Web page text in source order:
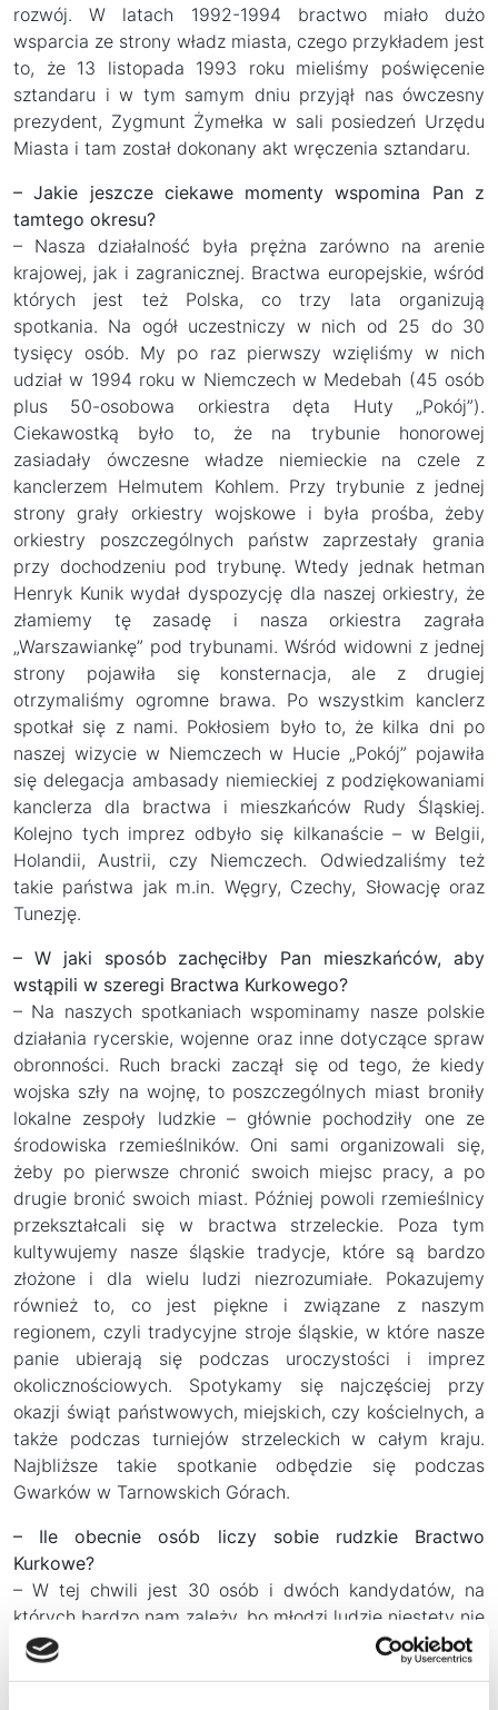
rozwój. W latach 1992-1994 bractwo miało dużo
wsparcia ze strony władz miasta, czego przykładem jest
to, że 13 listopada 1993 roku mieliśmy poświęcenie
sztandaru i w tym samym dniu przyjął nas ówczesny
prezydent, Zygmunt Żymełka w sali posiedzeń Urzędu
Miasta i tam został dokonany akt wręczenia sztandaru.
– Jakie jeszcze ciekawe momenty wspomina Pan z
tamtego okresu?
– Nasza działalność była prężna zarówno na arenie
krajowej, jak i zagranicznej. Bractwa europejskie, wśród
których jest też Polska, co trzy lata organizują
spotkania. Na ogół uczestniczy w nich od 25 do 30
tysięcy osób. My po raz pierwszy wzięliśmy w nich
udział w 1994 roku w Niemczech w Medebah (45 osób
plus 50-osobowa orkiestra dęta Huty „Pokój”).
Ciekawostką było to, że na trybunie honorowej
zasiadały ówczesne władze niemieckie na czele z
kanclerzem Helmutem Kohlem. Przy trybunie z jednej
strony grały orkiestry wojskowe i była prośba, żeby
orkiestry poszczególnych państw zaprzestały grania
przy dochodzeniu pod trybunę. Wtedy jednak hetman
Henryk Kunik wydał dyspozycję dla naszej orkiestry, że
złamiemy tę zasadę i nasza orkiestra zagrała
„Warszawiankę” pod trybunami. Wśród widowni z jednej
strony pojawiła się konsternacja, ale z drugiej
otrzymaliśmy ogromne brawa. Po wszystkim kanclerz
spotkał się z nami. Pokłosiem było to, że kilka dni po
naszej wizycie w Niemczech w Hucie „Pokój” pojawiła
się delegacja ambasady niemieckiej z podziękowaniami
kanclerza dla bractwa i mieszkańców Rudy Śląskiej.
Kolejno tych imprez odbyło się kilkanaście – w Belgii,
Holandii, Austrii, czy Niemczech. Odwiedzaliśmy też
takie państwa jak m.in. Węgry, Czechy, Słowację oraz
Tunezję.
– W jaki sposób zachęciłby Pan mieszkańców, aby
wstąpili w szeregi Bractwa Kurkowego?
– Na naszych spotkaniach wspominamy nasze polskie
działania rycerskie, wojenne oraz inne dotyczące spraw
obronności. Ruch bracki zaczął się od tego, że kiedy
wojska szły na wojnę, to poszczególnych miast broniły
lokalne zespoły ludzkie – głównie pochodziły one ze
środowiska rzemieślników. Oni sami organizowali się,
żeby po pierwsze chronić swoich miejsc pracy, a po
drugie bronić swoich miast. Później powoli rzemieślnicy
przekształcali się w bractwa strzeleckie. Poza tym
kultywujemy nasze śląskie tradycje, które są bardzo
złożone i dla wielu ludzi niezrozumiałe. Pokazujemy
również to, co jest piękne i związane z naszym
regionem, czyli tradycyjne stroje śląskie, w które nasze
panie ubierają się podczas uroczystości i imprez
okolicznościowych. Spotykamy się najczęściej przy
okazji świąt państwowych, miejskich, czy kościelnych, a
także podczas turniejów strzeleckich w całym kraju.
Najbliższe takie spotkanie odbędzie się podczas
Gwarków w Tarnowskich Górach.
– Ile obecnie osób liczy sobie rudzkie Bractwo
Kurkowe?
– W tej chwili jest 30 osób i dwóch kandydatów, na
których bardzo nam zależy, bo młodzi ludzie niestety nie
garną się do naszego stowarzyszenia. Łączymy ludzi
różnych zawodów – nie ma żadnych przeciwwskazań